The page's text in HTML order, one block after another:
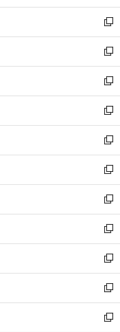
開
く
ウ
で
開
く
ン
ド
ウ
で
開
く
ウ
ィ
ン
ド
ウ
で
開
く
新
し
い
ウ
ィ
ン
ド
ウ
で
開
く
新
し
い
ウ
ィ
ン
ド
ウ
で
開
く
新
し
い
ウ
ィ
ン
ド
ウ
で
開
く
新
し
い
ウ
ィ
ン
ド
ウ
で
開
く
新
し
い
ウ
ィ
ン
ド
ウ
で
開
く
新
し
い
ウ
ィ
ン
ド
ウ
で
開
く
新
し
い
ウ
ィ
ン
ド
ウ
で
新
し
い
ウ
ィ
ン
ド
新
し
い
ウ
ィ
新
し
い
新